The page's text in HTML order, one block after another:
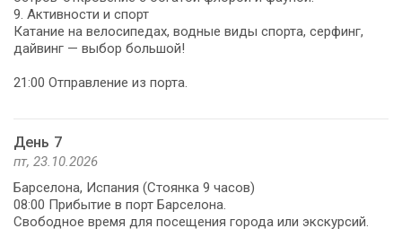
9. Активности и спорт
Катание на велосипедах, водные виды спорта, серфинг,
дайвинг — выбор большой!
21:00 Отправление из порта.
День 7
пт, 23.10.2026
Барселона, Испания (Стоянка 9 часов)
08:00 Прибытие в порт Барселона.
Свободное время для посещения города или экскурсий.